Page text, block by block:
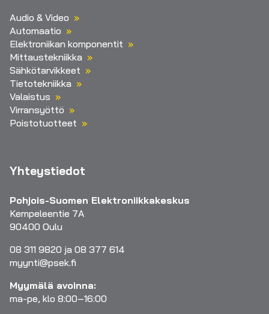
Audio & Video
Automaatio
Elektroniikan komponentit
Mittaustekniikka
Sähkötarvikkeet
Tietotekniikka
Valaistus
Virransyöttö
Poistotuotteet
Yhteystiedot
Pohjois-Suomen Elektroniikkakeskus
Kempeleentie 7A
90400 Oulu
08 311 9820 ja 08 377 614
myynti@psek.fi
Myymälä avoinna:
ma-pe, klo 8:00–16:00